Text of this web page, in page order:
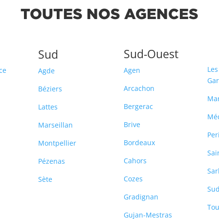
TOUTES NOS AGENCES
Sud
Agde
Béziers
Lattes
Marseillan
Montpellier
Pézenas
Sète
Sud-Ouest
Agen
Arcachon
Bergerac
Brive
Bordeaux
Cahors
Cozes
Gradignan
Gujan-Mestras